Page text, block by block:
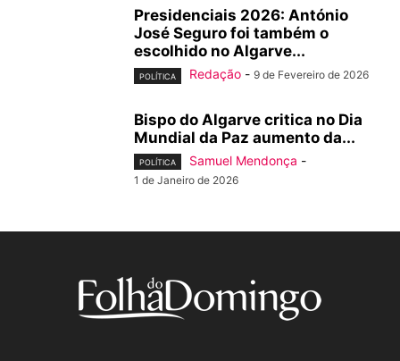
Presidenciais 2026: António
José Seguro foi também o
escolhido no Algarve...
POLÍTICA Redação - 9 de Fevereiro de 2026
Bispo do Algarve critica no Dia
Mundial da Paz aumento da...
POLÍTICA Samuel Mendonça -
1 de Janeiro de 2026